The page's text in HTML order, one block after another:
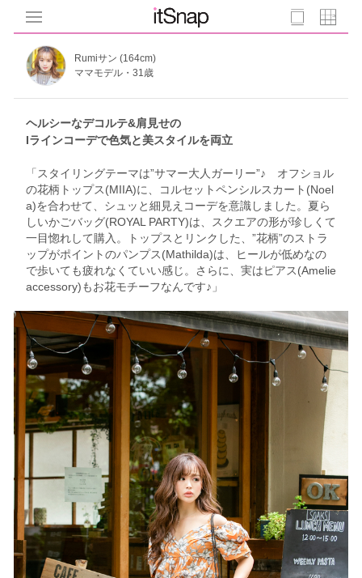
Rumiサン (164cm)
ママモデル・31歳
ヘルシーなデコルテ&肩見せの
Iラインコーデで色気と美スタイルを両立
「スタイリングテーマは”サマー大人ガーリー”♪ オフショル
の花柄トップス(MIIA)に、コルセットペンシルスカート(Noel
a)を合わせて、シュッと細見えコーデを意識しました。夏ら
しいかごバッグ(ROYAL PARTY)は、スクエアの形が珍しくて
一目惚れして購入。トップスとリンクした、”花柄”のストラ
ップがポイントのパンプス(Mathilda)は、ヒールが低めなの
で歩いても疲れなくていい感じ。さらに、実はピアス(Amelie
accessory)もお花モチーフなんです♪」